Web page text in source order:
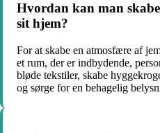
Hvordan kan man
sit hjem?
For at skabe en atmosfære af
et rum, der er indbydende,
bløde tekstiler, skabe
og sørge for en behagelig